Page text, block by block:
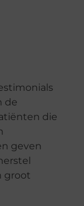
de
die
geven
groot